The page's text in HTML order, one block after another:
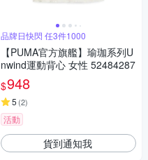
品牌日快閃 任3件1000
【PUMA官方旗艦】瑜珈系列U
nwind運動背心 女性 52484287
$948
5 (2)
活動
貨到通知我